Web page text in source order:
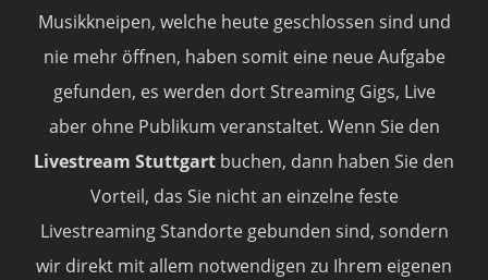
Musikkneipen, welche heute geschlossen sind und
nie mehr öffnen, haben somit eine neue Aufgabe
gefunden, es werden dort Streaming Gigs, Live
aber ohne Publikum veranstaltet. Wenn Sie den
Livestream Stuttgart buchen, dann haben Sie den
Vorteil, das Sie nicht an einzelne feste
Livestreaming Standorte gebunden sind, sondern
wir direkt mit allem notwendigen zu Ihrem eigenen